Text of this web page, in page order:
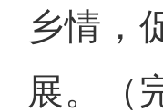
乡情，
展。（